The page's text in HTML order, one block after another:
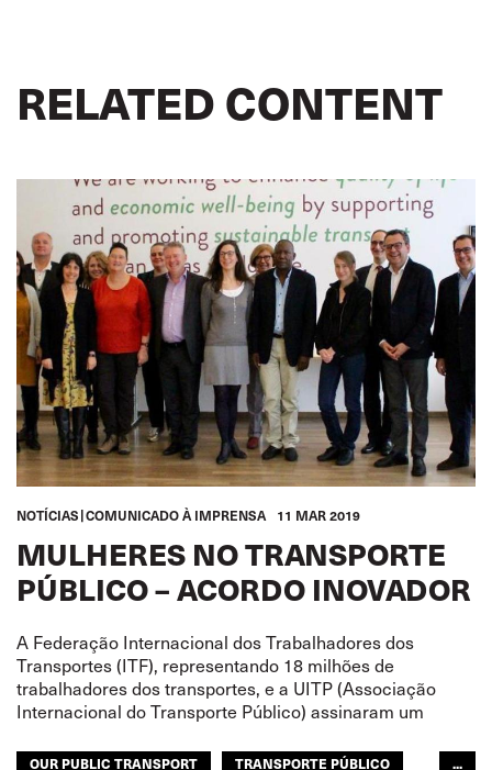
RELATED CONTENT
NOTÍCIAS COMUNICADO À IMPRENSA 11 MAR 2019
MULHERES NO TRANSPORTE
PÚBLICO – ACORDO INOVADOR
A Federação Internacional dos Trabalhadores dos
Transportes (ITF), representando 18 milhões de
trabalhadores dos transportes, e a UITP (Associação
Internacional do Transporte Público) assinaram um
OUR PUBLIC TRANSPORT TRANSPORTE PÚBLICO ...